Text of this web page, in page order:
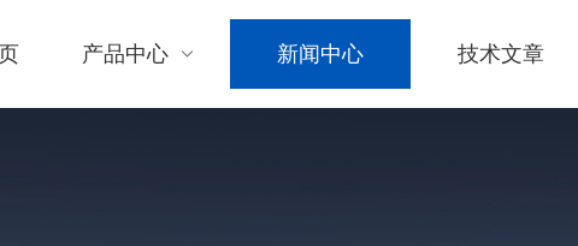
产品中心 新闻中心 技术文章